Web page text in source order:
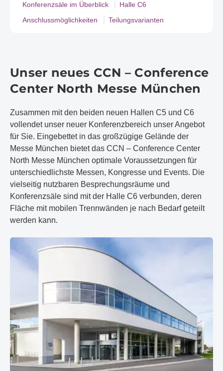
Konferenzsäle im Überblick
Halle C6
Anschlussmöglichkeiten
Teilungsvarianten
Unser neues CCN – Conference
Center North Messe München
Zusammen mit den beiden neuen Hallen C5 und C6
vollendet unser neuer Konferenzbereich unser Angebot
für Sie. Eingebettet in das großzügige Gelände der
Messe München bietet das CCN – Conference Center
North Messe München optimale Voraussetzungen für
unterschiedlichste Messen, Kongresse und Events. Die
vielseitig nutzbaren Besprechungsräume und
Konferenzsäle sind mit der Halle C6 verbunden, deren
Fläche mit mobilen Trennwänden je nach Bedarf geteilt
werden kann.